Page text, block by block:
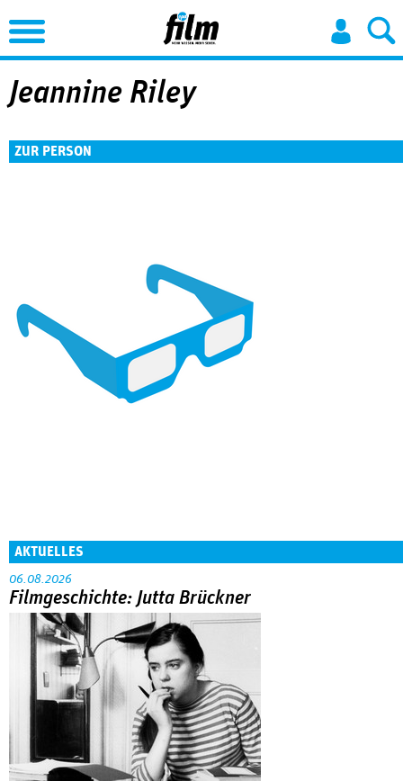
Jump to Navigation
Jeannine Riley
ZUR PERSON
AKTUELLES
06.08.2026
Filmgeschichte: Jutta Brückner